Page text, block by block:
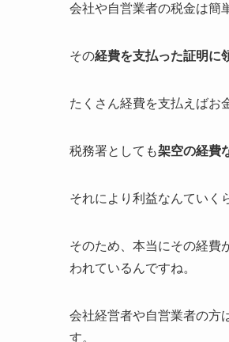
会社や自営業者の税金は簡
その経費を支払った証明に
たくさん経費を支払えばお
税務署としても架空の経費
それにより利益なんていく
そのため、本当にその経費
われているんですね。
会社経営者や自営業者の方
す。